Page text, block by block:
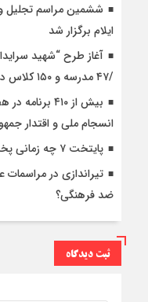
ششمین مراسم تجلیل
ایلام برگزار شد
آغاز طرح “شهید
/۴۷ مدرسه و ۱۵۰ کلاس درس نوسازی میشوند
بیش از ۴۱۰
انسجام ملی و اقتدار
پایتخت ۷ چه زمانی پخش می شود؟
تیراندازی در
ضد فرهنگی؟
ثبت دیدگاه